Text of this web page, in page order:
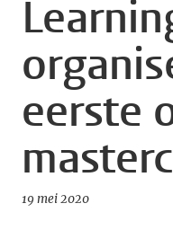
eerste
19 mei 2020